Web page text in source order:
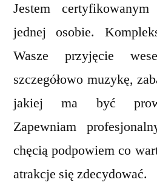
Jestem
jednej osobie.
Wasze przyjęcie
szczegółowo muzykę,
jakiej ma być
Zapewniam
chęcią podpowiem co
atrakcje się zdecydować.